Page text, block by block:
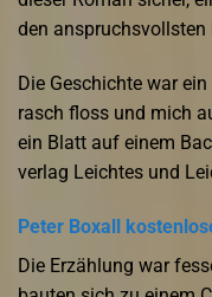
den anspruchsvollsten
Die Geschichte war
rasch floss und mich
ein Blatt auf einem
verlag Leichtes und
Peter Boxall
Die Erzählung war